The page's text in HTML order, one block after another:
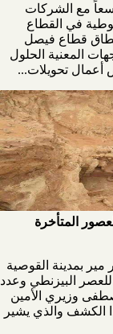
مع الشركات
في القطاع
نطاق قطاع فيصل
المعنية الحلول
أعمال تحويلات...
المتأخرة
مير بمدينة القوصية
البيزنطي وعدد
وزيري الأمين
الكشف والذي يشير